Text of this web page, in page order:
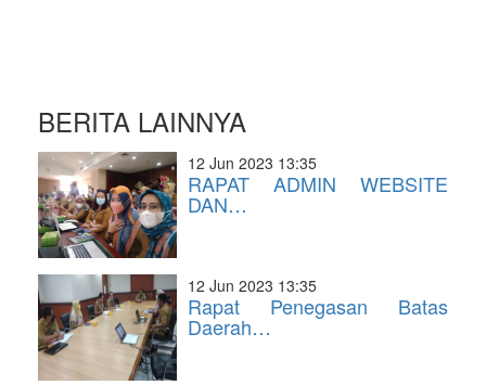
BERITA LAINNYA
12 Jun 2023 13:35
RAPAT ADMIN WEBSITE
DAN…
12 Jun 2023 13:35
Rapat Penegasan Batas
Daerah…